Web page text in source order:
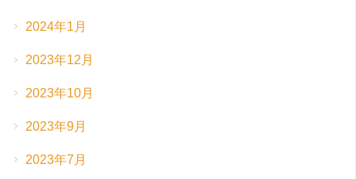
2024年1月
2023年12月
2023年10月
2023年9月
2023年7月